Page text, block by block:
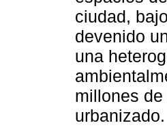
ciudad,
devenido
una
millones
urbanizado.